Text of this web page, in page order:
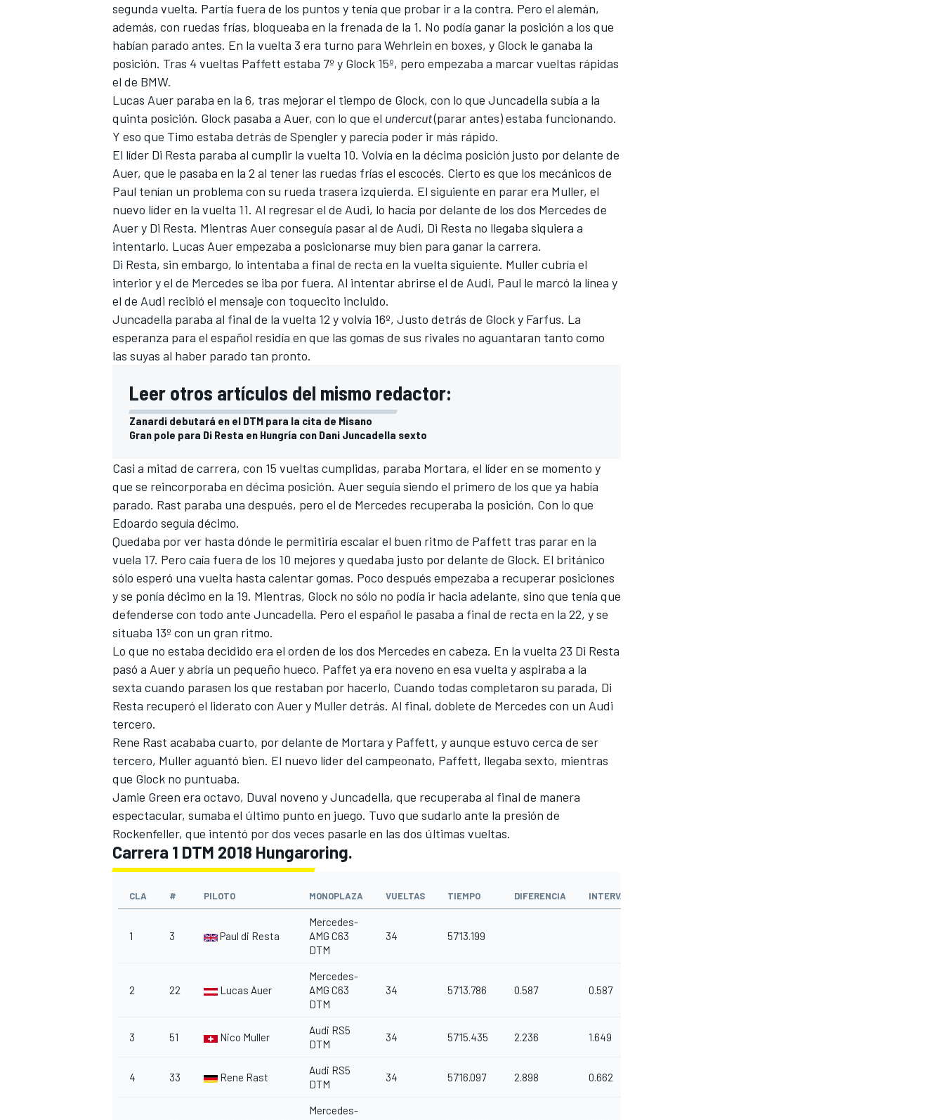
FÓRMULA E
WRC
MÁS CATEGORÍAS
segunda vuelta. Partía fuera de los puntos y tenía que probar ir a la contra. Pero el alemán,
además, con ruedas frías, bloqueaba en la frenada de la 1. No podía ganar la posición a los que
habían parado antes. En la vuelta 3 era turno para Wehrlein en boxes, y Glock le ganaba la
posición. Tras 4 vueltas Paffett estaba 7º y Glock 15º, pero empezaba a marcar vueltas rápidas
el de BMW.
Lucas Auer paraba en la 6, tras mejorar el tiempo de Glock, con lo que Juncadella subía a la
quinta posición. Glock pasaba a Auer, con lo que el undercut(parar antes) estaba funcionando.
Y eso que Timo estaba detrás de Spengler y parecía poder ir más rápido.
El líder Di Resta paraba al cumplir la vuelta 10. Volvía en la décima posición justo por delante de
Auer, que le pasaba en la 2 al tener las ruedas frías el escocés. Cierto es que los mecánicos de
Paul tenían un problema con su rueda trasera izquierda. El siguiente en parar era Muller, el
nuevo líder en la vuelta 11. Al regresar el de Audi, lo hacía por delante de los dos Mercedes de
Auer y Di Resta. Mientras Auer conseguía pasar al de Audi, Di Resta no llegaba siquiera a
intentarlo. Lucas Auer empezaba a posicionarse muy bien para ganar la carrera.
Di Resta, sin embargo, lo intentaba a final de recta en la vuelta siguiente. Muller cubría el
interior y el de Mercedes se iba por fuera. Al intentar abrirse el de Audi, Paul le marcó la línea y
el de Audi recibió el mensaje con toquecito incluido.
Juncadella paraba al final de la vuelta 12 y volvía 16º, Justo detrás de Glock y Farfus. La
esperanza para el español residía en que las gomas de sus rivales no aguantaran tanto como
las suyas al haber parado tan pronto.
Leer otros artículos del mismo redactor:
Zanardi debutará en el DTM para la cita de Misano
Gran pole para Di Resta en Hungría con Dani Juncadella sexto
Casi a mitad de carrera, con 15 vueltas cumplidas, paraba Mortara, el líder en se momento y
que se reincorporaba en décima posición. Auer seguía siendo el primero de los que ya había
parado. Rast paraba una después, pero el de Mercedes recuperaba la posición, Con lo que
Edoardo seguía décimo.
Quedaba por ver hasta dónde le permitiría escalar el buen ritmo de Paffett tras parar en la
vuela 17. Pero caía fuera de los 10 mejores y quedaba justo por delante de Glock. El británico
sólo esperó una vuelta hasta calentar gomas. Poco después empezaba a recuperar posiciones
y se ponía décimo en la 19. Mientras, Glock no sólo no podía ir hacia adelante, sino que tenía que
defenderse con todo ante Juncadella. Pero el español le pasaba a final de recta en la 22, y se
situaba 13º con un gran ritmo.
Lo que no estaba decidido era el orden de los dos Mercedes en cabeza. En la vuelta 23 Di Resta
pasó a Auer y abría un pequeño hueco. Paffet ya era noveno en esa vuelta y aspiraba a la
sexta cuando parasen los que restaban por hacerlo, Cuando todas completaron su parada, Di
Resta recuperó el liderato con Auer y Muller detrás. Al final, doblete de Mercedes con un Audi
tercero.
Rene Rast acababa cuarto, por delante de Mortara y Paffett, y aunque estuvo cerca de ser
tercero, Muller aguantó bien. El nuevo líder del campeonato, Paffett, llegaba sexto, mientras
que Glock no puntuaba.
Jamie Green era octavo, Duval noveno y Juncadella, que recuperaba al final de manera
espectacular, sumaba el último punto en juego. Tuvo que sudarlo ante la presión de
Rockenfeller, que intentó por dos veces pasarle en las dos últimas vueltas.
Carrera 1 DTM 2018 Hungaroring.
CLA # PILOTO MONOPLAZA VUELTAS TIEMPO DIFERENCIA INTERVALO
1 3 Paul di Resta
Mercedes-
AMG C63
DTM
34 57'13.199
2 22 Lucas Auer
Mercedes-
AMG C63
DTM
34 57'13.786 0.587 0.587
3 51 Nico Muller
Audi RS5
DTM
34 57'15.435 2.236 1.649
4 33 Rene Rast
Audi RS5
DTM
34 57'16.097 2.898 0.662
Mercedes-